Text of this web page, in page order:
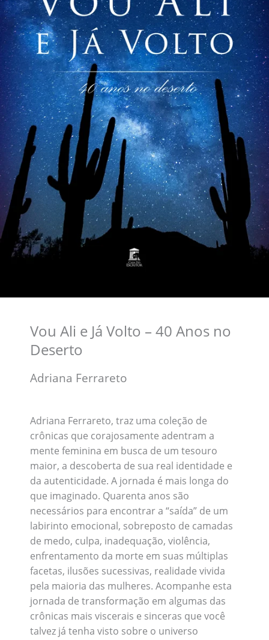
Vou Ali e Já Volto – 40 Anos no
Deserto
Adriana Ferrareto
Adriana Ferrareto, traz uma coleção de
crônicas que corajosamente adentram a
mente feminina em busca de um tesouro
maior, a descoberta de sua real identidade e
da autenticidade. A jornada é mais longa do
que imaginado. Quarenta anos são
necessários para encontrar a “saída” de um
labirinto emocional, sobreposto de camadas
de medo, culpa, inadequação, violência,
enfrentamento da morte em suas múltiplas
facetas, ilusões sucessivas, realidade vivida
pela maioria das mulheres. Acompanhe esta
jornada de transformação em algumas das
crônicas mais viscerais e sinceras que você
talvez já tenha visto sobre o universo